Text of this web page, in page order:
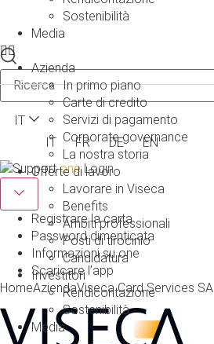
IT
IT
FR DE
EN
one Login
Registrare la carta
Password dimenticata
Informazioni su one
Scaricare l’app
HomeAziendaViseca Card Services SA
Sostenibilità
Media
Azienda
In primo piano
Carte di credito
Servizi di pagamento
Corporate governance
La nostra storia
Offerte di lavoro
Lavorare in Viseca
Benefits
Ambiti professionali
Posti di tirocinio
Candidatura
Investitori
Rendicontazione
Sostenibilità
Media